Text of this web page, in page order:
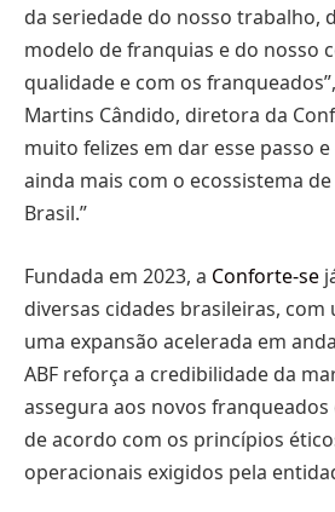
da seriedade do nosso trabalho,
modelo de franquias e do nosso
qualidade e com os
Martins Cândido, diretora da
muito felizes em dar esse passo
ainda mais com o ecossistema
Brasil.”
Fundada em 2023, a Conforte-se
diversas cidades brasileiras, com
uma expansão acelerada em
ABF reforça a credibilidade da
assegura aos novos
de acordo com os princípios
operacionais exigidos pela